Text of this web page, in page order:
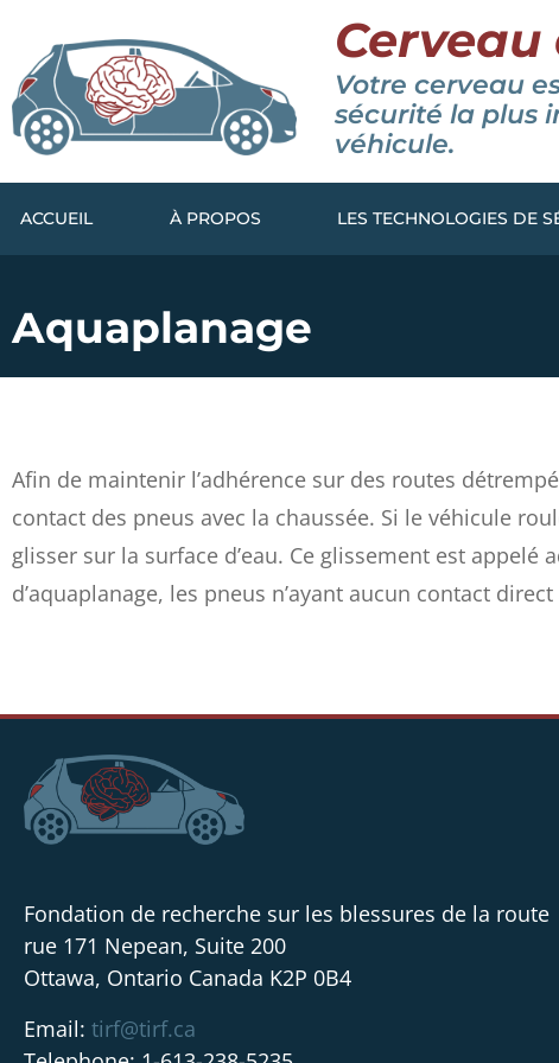
Votre cerveau
sécurité la plus
véhicule.
ACCUEIL À PROPOS LES TECHNOLOGIES DE
Aquaplanage
Afin de maintenir l’adhérence sur des routes
contact des pneus avec la chaussée. Si le véhicule
glisser sur la surface d’eau. Ce glissement est
d’aquaplanage, les pneus n’ayant aucun contact
Fondation de recherche sur les blessures de la route
rue 171 Nepean, Suite 200
Ottawa, Ontario Canada K2P 0B4
Email: tirf@tirf.ca